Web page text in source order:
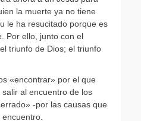
la muerte ya no tiene
le ha resucitado porque es
Por ello, junto con el
el triunfo de Dios; el triunfo
«encontrar» por el que
salir al encuentro de los
-por las causas que